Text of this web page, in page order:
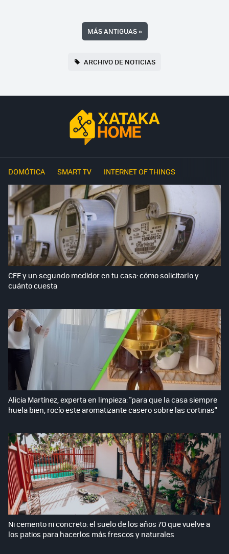
MÁS ANTIGUAS»
ARCHIVO DE NOTICIAS
DOMÓTICA SMART TV INTERNET OF THINGS
CFE y un segundo medidor en tu casa: cómo solicitarlo y
cuánto cuesta
Alicia Martínez, experta en limpieza: "para que la casa siempre
huela bien, rocío este aromatizante casero sobre las cortinas"
Ni cemento ni concreto: el suelo de los años 70 que vuelve a
los patios para hacerlos más frescos y naturales